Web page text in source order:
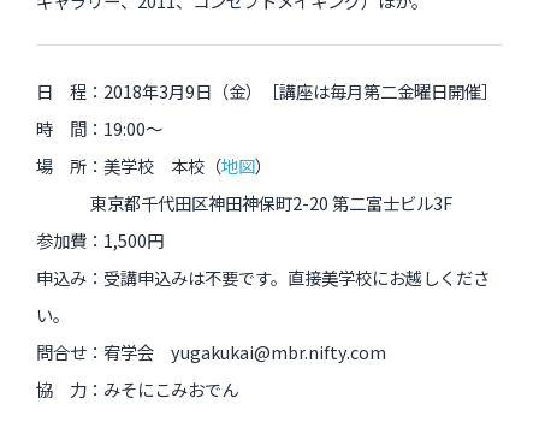
日 程：2018年3月9日（金）［講座は毎月第二金曜日開催］
時 間：19:00～
場 所：美学校 本校（地図）
東京都千代田区神田神保町2-20 第二富士ビル3F
参加費：1,500円
申込み：受講申込みは不要です。直接美学校にお越しくださ
い。
問合せ：宥学会 yugakukai@mbr.nifty.com
協 力：みそにこみおでん